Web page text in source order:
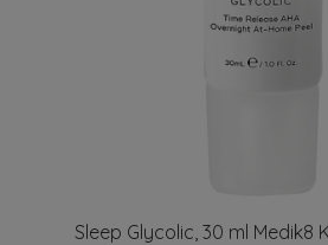
Sleep Glycolic, 30 ml Medik8